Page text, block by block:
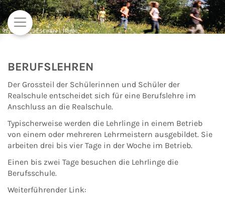
Zum Inhalt springen
BERUFSLEHREN
Der Grossteil der Schülerinnen und Schüler der
Realschule entscheidet sich für eine Berufslehre im
Anschluss an die Realschule.
Typischerweise werden die Lehrlinge in einem Betrieb
von einem oder mehreren Lehrmeistern ausgebildet. Sie
arbeiten drei bis vier Tage in der Woche im Betrieb.
Einen bis zwei Tage besuchen die Lehrlinge die
Berufsschule.
Weiterführender Link: